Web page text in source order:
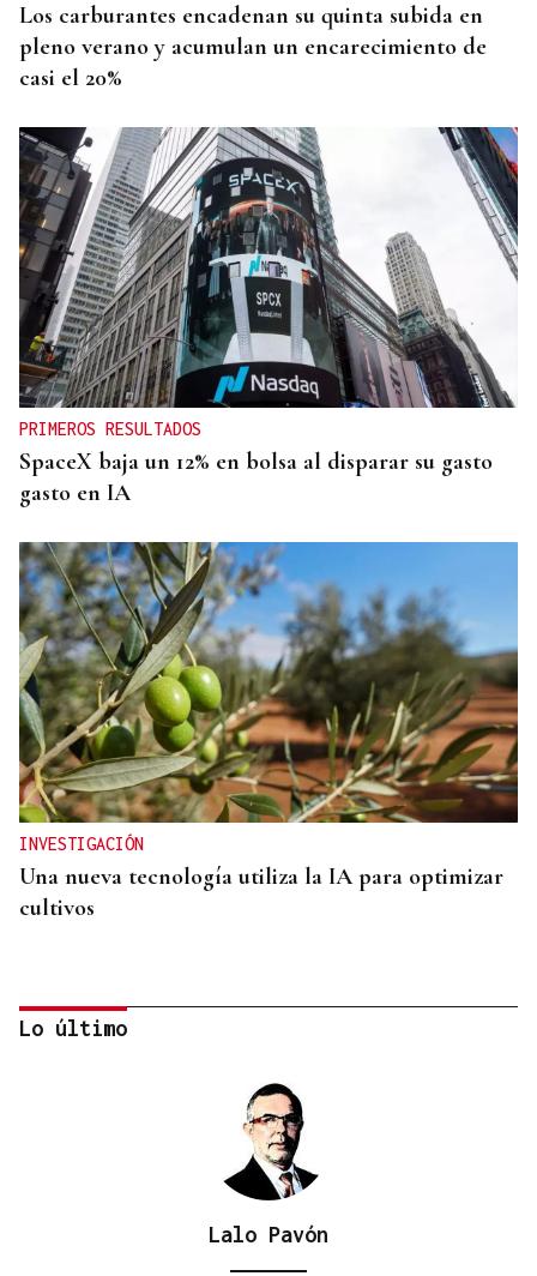
Los carburantes encadenan su quinta subida en
pleno verano y acumulan un encarecimiento de
casi el 20%
PRIMEROS RESULTADOS
SpaceX baja un 12% en bolsa al disparar su gasto
gasto en IA
INVESTIGACIÓN
Una nueva tecnología utiliza la IA para optimizar
cultivos
Lo último
Lalo Pavón